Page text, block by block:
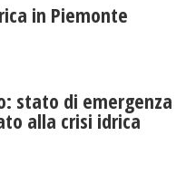
in Piemonte
stato di emergenza
alla crisi idrica